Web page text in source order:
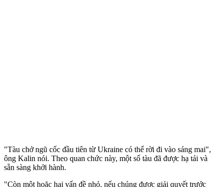
"Tàu chở ngũ cốc đầu tiên từ Ukraine có thể rời đi vào sáng mai",
ông Kalin nói. Theo quan chức này, một số tàu đã được hạ tải và
sẵn sàng khởi hành.
"Còn một hoặc hai vấn đề nhỏ, nếu chúng được giải quyết trước